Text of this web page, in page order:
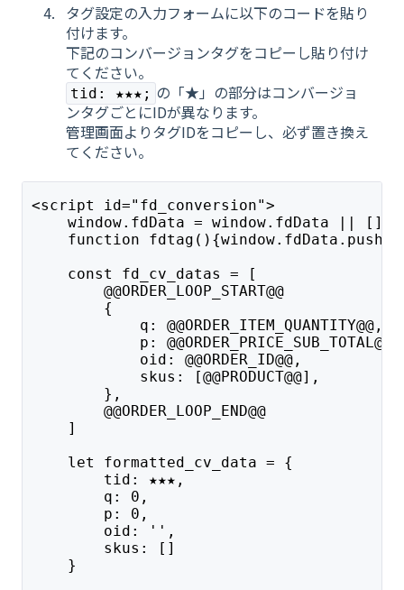
タグ設定の入力フォームに以下のコードを貼り
付けます。
下記のコンバージョンタグをコピーし貼り付け
てください。
tid: ★★★; の「★」の部分はコンバージョ
ンタグごとにIDが異なります。
管理画面よりタグIDをコピーし、必ず置き換え
てください。
<script id="fd_conversion">
window.fdData = window.fdData || [];
function
const fd_cv_datas = [
@@ORDER_LOOP_START@@
{
q: @@ORDER_ITEM_QUANTITY@@,
p: @@ORDER_PRICE_SUB_TOTAL@@,
oid: @@ORDER_ID@@,
skus: [@@PRODUCT@@],
},
@@ORDER_LOOP_END@@
]
let formatted_cv_data = {
tid: ★★★,
q: 0,
p: 0,
oid: '',
skus: []
}